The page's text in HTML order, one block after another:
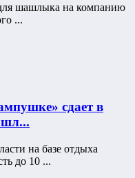
шашлыка на компанию
...
сдает в
на базе отдыха
до 10 ...